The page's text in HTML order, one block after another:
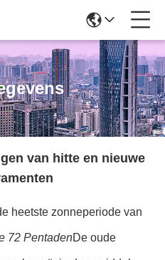
van hitte en nieuwe
heetste zonneperiode van
72 PentadenDe oude